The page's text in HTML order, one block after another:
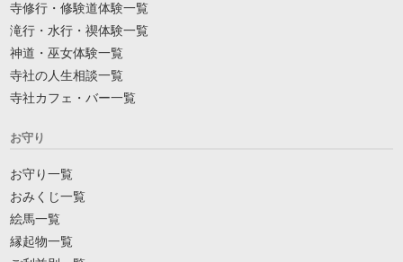
寺修行・修験道体験一覧
滝行・水行・禊体験一覧
神道・巫女体験一覧
寺社の人生相談一覧
寺社カフェ・バー一覧
お守り
お守り一覧
おみくじ一覧
絵馬一覧
縁起物一覧